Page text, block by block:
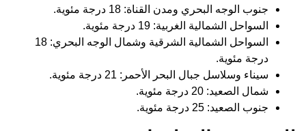
جنوب الوجه البحري ومدن القناة: 18 درجة مئوية.
السواحل الشمالية الغربية: 19 درجة مئوية.
السواحل الشمالية الشرقية وشمال الوجه البحري: 18
درجة مئوية.
سيناء وسلاسل جبال البحر الأحمر: 21 درجة مئوية.
شمال الصعيد: 20 درجة مئوية.
جنوب الصعيد: 25 درجة مئوية.